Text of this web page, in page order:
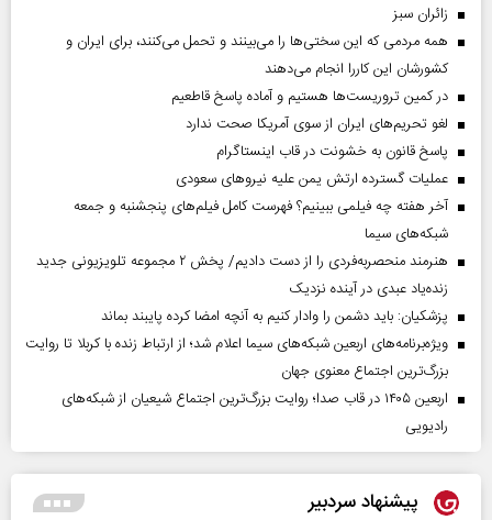
‌زائران سبز
همه مردمی که این سختی‌ها را می‌بینند و تحمل می‌کنند، برای ایران و
کشورشان این کاررا انجام می‌دهند
در کمین تروریست‌ها هستیم و آماده پاسخ قاطعیم
لغو تحریم‌های ایران از سوی آمریکا صحت ندارد
پاسخ قانون به خشونت در قاب اینستاگرام
عملیات گسترده ارتش یمن علیه نیروهای سعودی
آخر هفته چه فیلمی ببینیم؟ فهرست کامل فیلم‌های پنجشنبه و جمعه
شبکه‌های سیما
هنرمند منحصر‌به‌فردی را از دست دادیم/ پخش ۲ مجموعه تلویزیونی جدید
زنده‌یاد عبدی در آینده نزدیک
پزشکیان: باید دشمن را وادار کنیم به آنچه امضا کرده پایبند بماند
ویژه‌برنامه‌های اربعین شبکه‌های سیما اعلام شد؛ از ارتباط زنده با کربلا تا روایت
بزرگ‌ترین اجتماع معنوی جهان
اربعین ۱۴۰۵ در قاب صدا؛ روایت بزرگ‌ترین اجتماع شیعیان از شبکه‌های
رادیویی
پیشنهاد سردبیر